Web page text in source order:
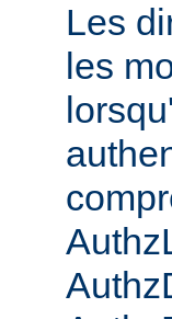
Les
les